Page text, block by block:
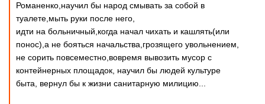
Романенко,научил бы народ смывать за собой в
туалете,мыть руки после него,
идти на больничный,когда начал чихать и кашлять(или
понос),а не бояться начальства,грозящего увольнением,
не сорить повсеместно,вовремя вывозить мусор с
контейнерных площадок, научил бы людей культуре
быта, вернул бы к жизни санитарную милицию...